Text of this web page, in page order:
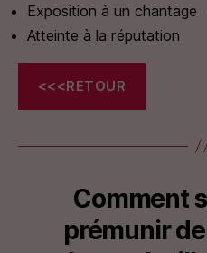
Exposition à un chantage
Atteinte à la réputation
<<<RETOUR
Comment
prémunir